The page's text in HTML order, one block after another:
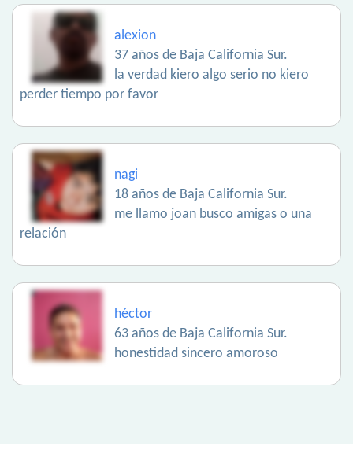
alexion
37 años de Baja California Sur.
la verdad kiero algo serio no kiero
perder tiempo por favor
nagi
18 años de Baja California Sur.
me llamo joan busco amigas o una
relación
héctor
63 años de Baja California Sur.
honestidad sincero amoroso